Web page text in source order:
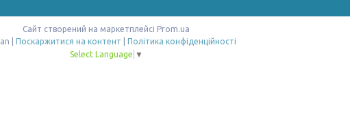
Сайт створений на маркетплейсі Prom.ua
Поскаржитися на контент
Політика конфіденційності
Select Language ▼